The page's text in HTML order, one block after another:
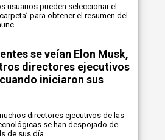
usuarios pueden seleccionar el
para obtener el resumen del
se veían Elon Musk,
directores ejecutivos
iniciaron sus
directores ejecutivos de las
se han despojado de
de sus día...